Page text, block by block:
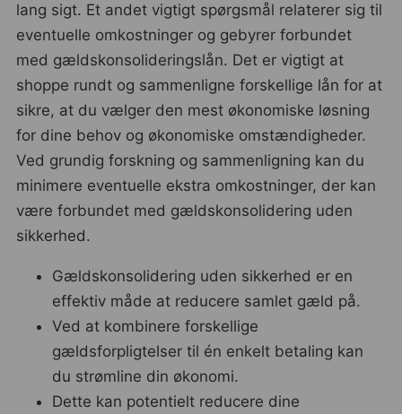
lang sigt. Et andet vigtigt spørgsmål relaterer sig til
eventuelle omkostninger og gebyrer forbundet
med gældskonsolideringslån. Det er vigtigt at
shoppe rundt og sammenligne forskellige lån for at
sikre, at du vælger den mest økonomiske løsning
for dine behov og økonomiske omstændigheder.
Ved grundig forskning og sammenligning kan du
minimere eventuelle ekstra omkostninger, der kan
være forbundet med gældskonsolidering uden
sikkerhed.
Gældskonsolidering uden sikkerhed er en
effektiv måde at reducere samlet gæld på.
Ved at kombinere forskellige
gældsforpligtelser til én enkelt betaling kan
du strømline din økonomi.
Dette kan potentielt reducere dine